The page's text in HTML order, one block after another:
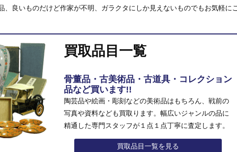
、良いものだけど作家が不明、ガラクタにしか見えないものでもお気軽に
買取品目一覧
骨董品・古美術品・古道具・コレクション
品など買います!!
陶芸品や絵画・彫刻などの美術品はもちろん、戦前の
写真や資料なども買取ります。幅広いジャンルの品に
精通した専門スタッフが１点１点丁寧に査定します。
買取品目一覧を見る